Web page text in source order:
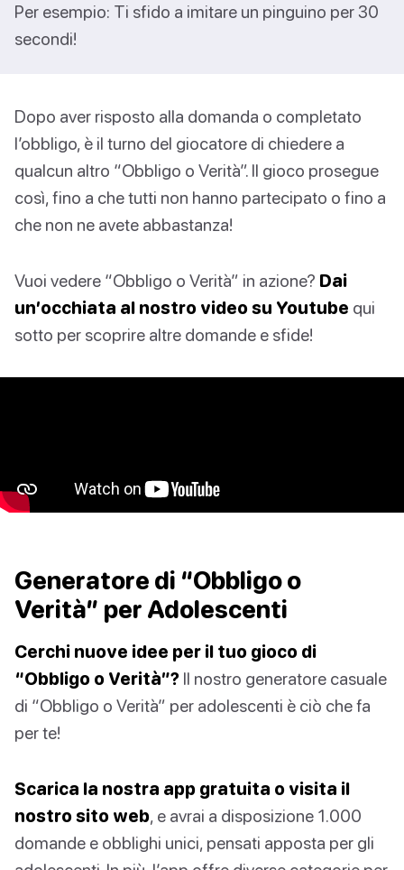
Per esempio: Ti sfido a imitare un pinguino per 30
secondi!
Dopo aver risposto alla domanda o completato
l’obbligo, è il turno del giocatore di chiedere a
qualcun altro “Obbligo o Verità”. Il gioco prosegue
così, fino a che tutti non hanno partecipato o fino a
che non ne avete abbastanza!
Vuoi vedere “Obbligo o Verità” in azione? Dai
un’occhiata al nostro video su Youtube qui
sotto per scoprire altre domande e sfide!
Generatore di “Obbligo o
Verità” per Adolescenti
Cerchi nuove idee per il tuo gioco di
“Obbligo o Verità”? Il nostro generatore casuale
di “Obbligo o Verità” per adolescenti è ciò che fa
per te!
Scarica la nostra app gratuita o visita il
nostro sito web, e avrai a disposizione 1.000
domande e obblighi unici, pensati apposta per gli